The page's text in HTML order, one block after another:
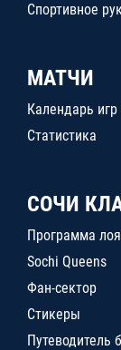
Спортивное
МАТЧИ
Календарь игр
Статистика
СОЧИ
Программа
Sochi Queens
Фан-сектор
Стикеры
Путеводитель